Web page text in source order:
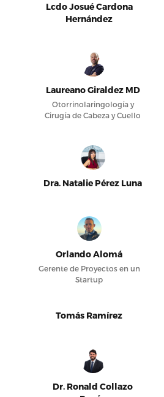
Lcdo Josué Cardona
Hernández
Laureano Giraldez MD
Otorrinolaringología y
Cirugía de Cabeza y Cuello
Dra. Natalie Pérez Luna
Orlando Alomá
Gerente de Proyectos en un
Startup
Tomás Ramírez
Dr. Ronald Collazo